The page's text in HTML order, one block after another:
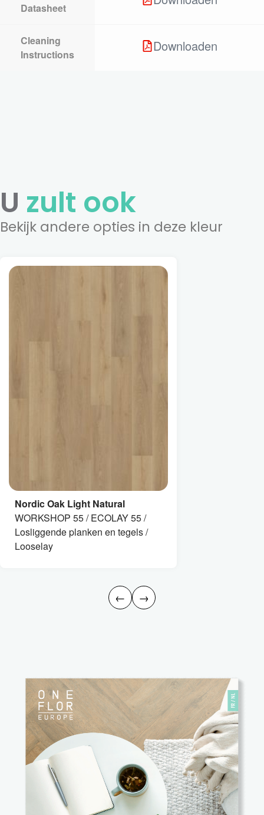
Datasheet
Cleaning
Instructions
Downloaden
U zult ook
Bekijk andere opties in deze kleur
Nordic Oak Light Natural
WORKSHOP 55 / ECOLAY 55 /
Losliggende planken en tegels /
Looselay
← →